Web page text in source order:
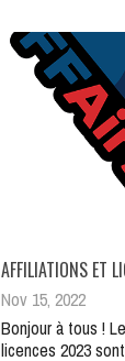
AFFILIATIONS ET
Nov 15, 2022
Bonjour à tous !
licences 2023